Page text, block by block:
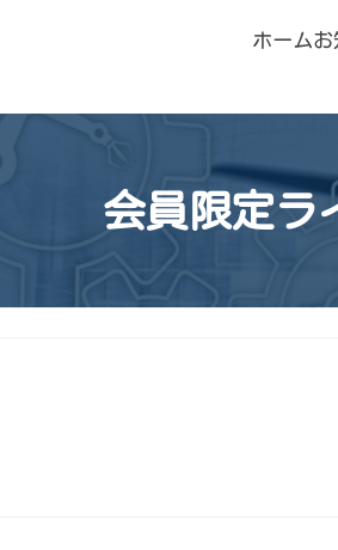
ホームお
会員限定ラ